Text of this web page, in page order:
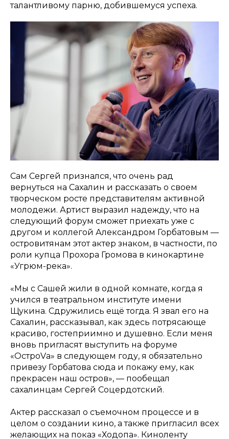
талантливому парню, добившемуся успеха.
Сам Сергей признался, что очень рад
вернуться на Сахалин и рассказать о своем
творческом росте представителям активной
молодежи. Артист выразил надежду, что на
следующий форум сможет приехать уже с
другом и коллегой Александром Горбатовым —
островитянам этот актер знаком, в частности, по
роли купца Прохора Громова в кинокартине
«Угрюм-река».
«Мы с Сашей жили в одной комнате, когда я
учился в театральном институте имени
Щукина. Сдружились ещё тогда. Я звал его на
Сахалин, рассказывал, как здесь потрясающе
красиво, гостеприимно и душевно. Если меня
вновь пригласят выступить на форуме
«ОстроVа» в следующем году, я обязательно
привезу Горбатова сюда и покажу ему, как
прекрасен наш остров», — пообещал
сахалинцам Сергей Соцердотский.
Актер рассказал о съемочном процессе и в
целом о создании кино, а также пригласил всех
желающих на показ «Ходопа». Киноленту